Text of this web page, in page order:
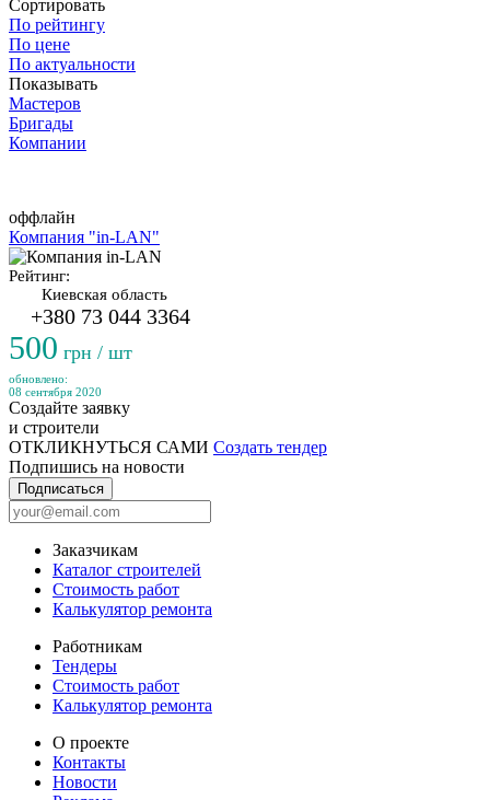
Сортировать
По рейтингу
По цене
По актуальности
Показывать
Мастеров
Бригады
Компании
оффлайн
Компания "in-LAN"
Рейтинг:
Киевская область
+380 73 044 3364
500 грн / шт
обновлено:
08 сентября 2020
Создайте заявку
и строители
ОТКЛИКНУТЬСЯ САМИ Создать тендер
Подпишись на новости
Подписаться
Заказчикам
Каталог строителей
Стоимость работ
Калькулятор ремонта
Работникам
Тендеры
Стоимость работ
Калькулятор ремонта
О проекте
Контакты
Новости